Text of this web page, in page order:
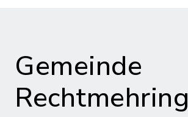
Gemeinde
Rechtmehring